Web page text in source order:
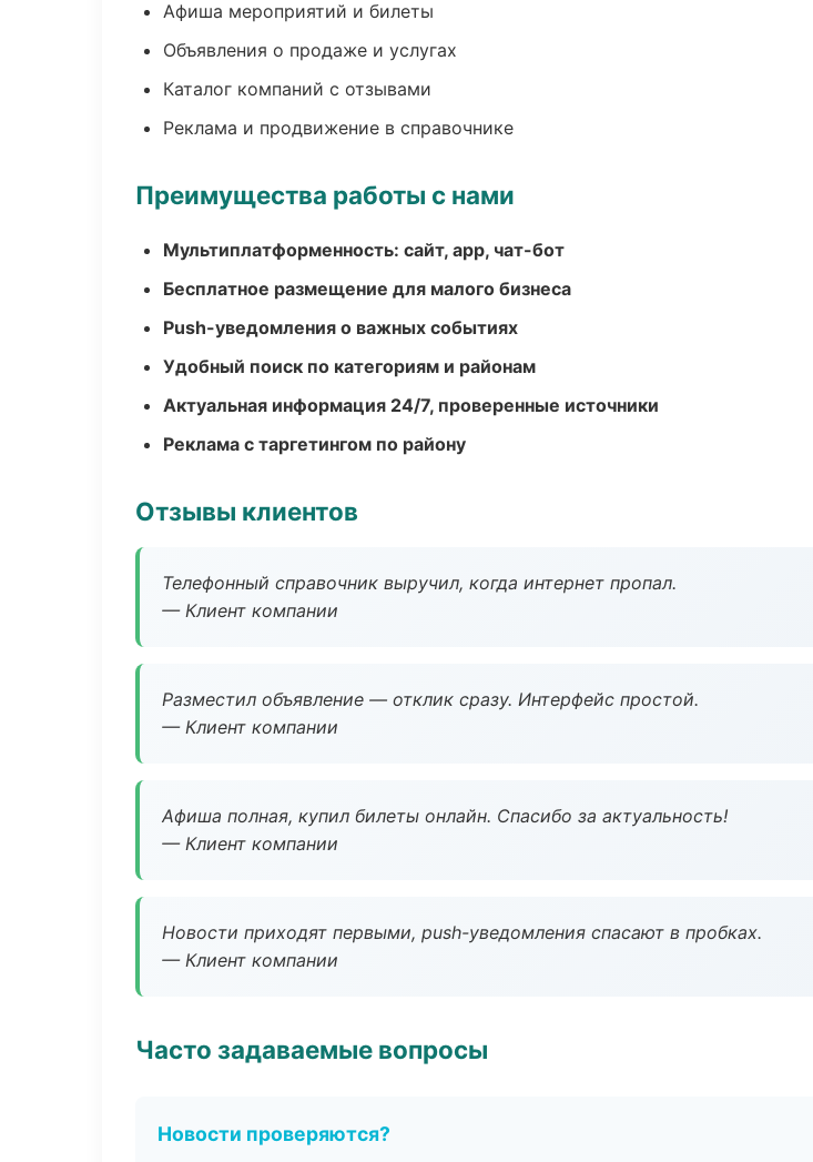
Афиша мероприятий и билеты
Объявления о продаже и услугах
Каталог компаний с отзывами
Реклама и продвижение в справочнике
Преимущества работы с нами
Мультиплатформенность: сайт, app, чат-бот
Бесплатное размещение для малого бизнеса
Push-уведомления о важных событиях
Удобный поиск по категориям и районам
Актуальная информация 24/7, проверенные источники
Реклама с таргетингом по району
Отзывы клиентов
Телефонный справочник выручил, когда интернет пропал.
— Клиент компании
Разместил объявление — отклик сразу. Интерфейс простой.
— Клиент компании
Афиша полная, купил билеты онлайн. Спасибо за актуальность!
— Клиент компании
Новости приходят первыми, push-уведомления спасают в пробках.
— Клиент компании
Часто задаваемые вопросы
Новости проверяются?